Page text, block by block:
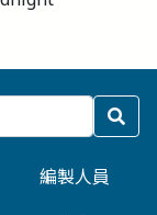
編製人員